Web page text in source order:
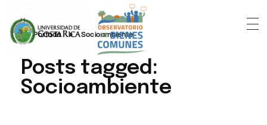
Portada » Socioambiente
Posts tagged:
Socioambiente